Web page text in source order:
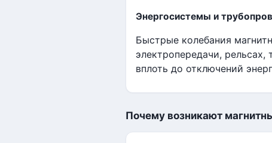
Энергосистемы и
Быстрые колебания
электропередачи,
вплоть до отключений
Почему возникают